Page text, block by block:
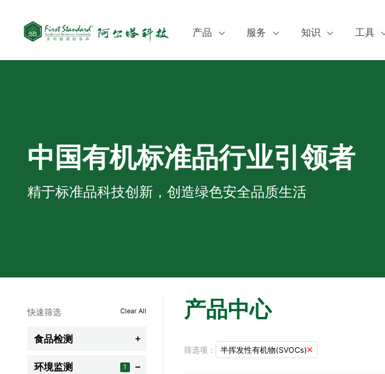
产品
化妆品检测
农药
兽药
服务
SDS下载
知识
论文成果
工具
中国有机标准品行业引领者
精于标准品科技创新，创造绿色安全品质生活
快速筛选 Clear All
食品检测 
农残
环境监测 1 
产品中心
筛选项： 半挥发性有机物(SVOCs)